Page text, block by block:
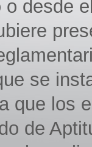
desde
se
que los
de